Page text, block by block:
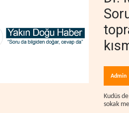
Admin
Kudüs
sokak